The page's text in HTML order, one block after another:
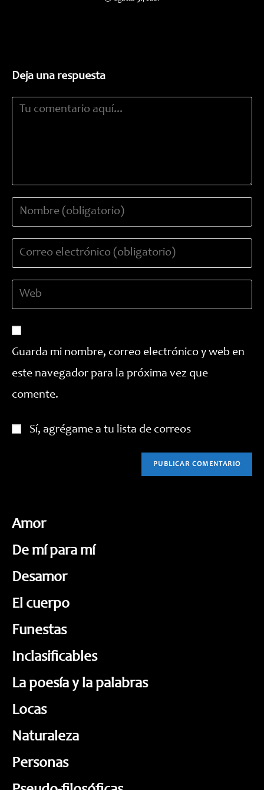
Deja una respuesta
Comentario
usuario
para
de
para
comentar
(opcional)
Guarda mi nombre, correo electrónico y web en
este navegador para la próxima vez que
comente.
Sí, agrégame a tu lista de correos
Amor
De mí para mí
Desamor
El cuerpo
Funestas
Inclasificables
La poesía y la palabras
Locas
Naturaleza
Personas